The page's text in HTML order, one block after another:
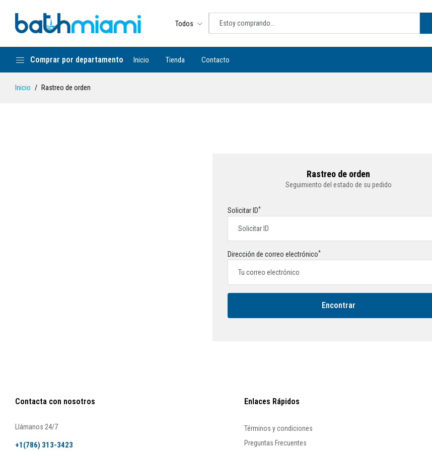
Todos
Comprar por departamento Inicio Tienda Contacto
Inicio Rastreo de orden
Rastreo de orden
Seguimiento del estado de su pedido
Solicitar ID*
Dirección de correo electrónico*
Encontrar
Contacta con nosotros
Llámanos 24/7
+1(786) 313-3423
Enlaces Rápidos
Términos y condiciones
Preguntas Frecuentes